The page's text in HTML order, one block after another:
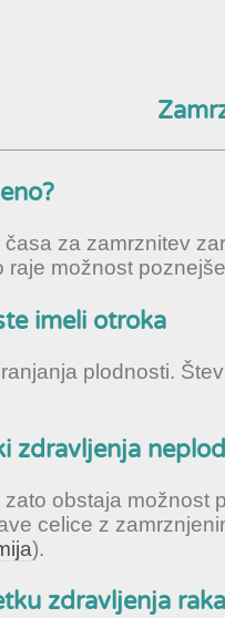
za zamrznitev
raje možnost
imeli otroka
plodnosti.
zdravljenja
obstaja možnost
celice z
).
zdravljenja raka